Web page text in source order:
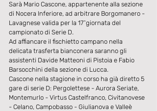
Sarà Mario Cascone, appartenente alla sezione
di Nocera Inferiore, ad arbitrare Borgomanero -
Lavagnese valida per la 17^giornata del
campionato di Serie D.
Ad affiancare il fischietto campano nella
delicata trasferta bianconera saranno gli
assistenti Davide Matteoni di Pistoia e Fabio
Barsocchini della sezione di Lucca.
Cascone nella stagione in corso ha già diretto 5
gare di serie D: Pergolettese - Aurora Seriate,
Montemurlo - Virtus Castelfranco, Civitanovese
- Celano, Campobasso - Giulianova e Valleè